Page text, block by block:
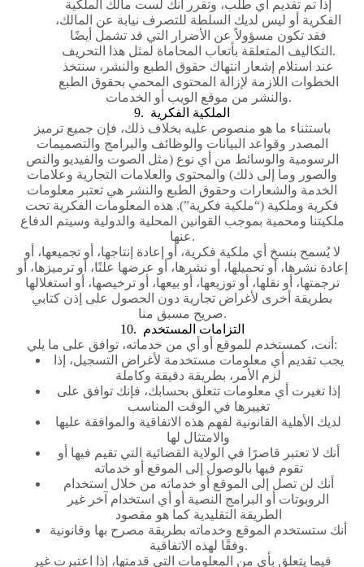
إذا تم تقديم أي طلب، وتقرر أنك لست مالك الملكية
الفكرية أو ليس لديك السلطة للتصرف نيابة عن المالك،
فقد تكون مسؤولاً عن الأضرار التي قد تشمل أيضًا
التكاليف المتعلقة بأتعاب المحاماة لمثل هذا التحريف.
عند استلام إشعار انتهاك حقوق الطبع والنشر، سنتخذ
الخطوات اللازمة لإزالة المحتوى المحمي بحقوق الطبع
والنشر من موقع الويب أو الخدمات.
9. الملكية الفكرية
باستثناء ما هو منصوص عليه بخلاف ذلك، فإن جميع ترميز
المصدر وقواعد البيانات والوظائف والبرامج والتصميمات
الرسومية والوسائط من أي نوع (مثل الصوت والفيديو والنص
والصور وما إلى ذلك) والمحتوى والعلامات التجارية وعلامات
الخدمة والشعارات وحقوق الطبع والنشر هي تعتبر معلومات
فكرية وملكية (“ملكية فكرية”). هذه المعلومات الفكرية تحت
ملكيتنا ومحمية بموجب القوانين المحلية والدولية وسيتم الدفاع
عنها.
لا يُسمح بنسخ أي ملكية فكرية، أو إعادة إنتاجها، أو تجميعها، أو
إعادة نشرها، أو تحميلها، أو نشرها، أو عرضها علنًا، أو ترميزها، أو
ترجمتها، أو نقلها، أو توزيعها، أو بيعها، أو ترخيصها، أو استغلالها
بطريقة أخرى لأغراض تجارية دون الحصول على إذن كتابي
صريح مسبق منا.
10. التزامات المستخدم
أنت، كمستخدم للموقع أو أي من خدماته، توافق على ما يلي:
يجب تقديم أي معلومات مستخدمة لأغراض التسجيل، إذا
لزم الأمر، بطريقة دقيقة وكاملة
إذا تغيرت أي معلومات تتعلق بحسابك، فإنك توافق على
تغييرها في الوقت المناسب
لديك الأهلية القانونية لفهم هذه الاتفاقية والموافقة عليها
والامتثال لها
أنك لا تعتبر قاصرًا في الولاية القضائية التي تقيم فيها أو
تقوم فيها بالوصول إلى الموقع أو خدماته
أنك لن تصل إلى الموقع أو خدماته من خلال استخدام
الروبوتات أو البرامج النصية أو أي استخدام آخر غير
الطريقة التقليدية كما هو مقصود
أنك ستستخدم الموقع وخدماته بطريقة مصرح بها وقانونية
وفقًا لهذه الاتفاقية.
فيما يتعلق بأي من المعلومات التي قدمتها، إذا اعتبرت غير